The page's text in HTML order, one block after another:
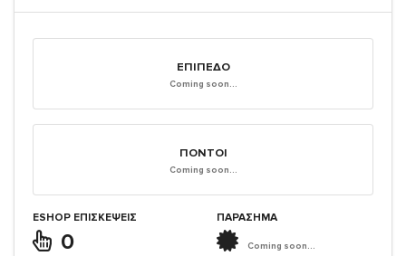
ΕΠΊΠΕΔΟ
Coming soon...
ΠΌΝΤΟΙ
Coming soon...
ESHOP ΕΠΙΣΚΈΨΕΙΣ
0
ΠΑΡΑΣΗΜΑ
Coming soon...